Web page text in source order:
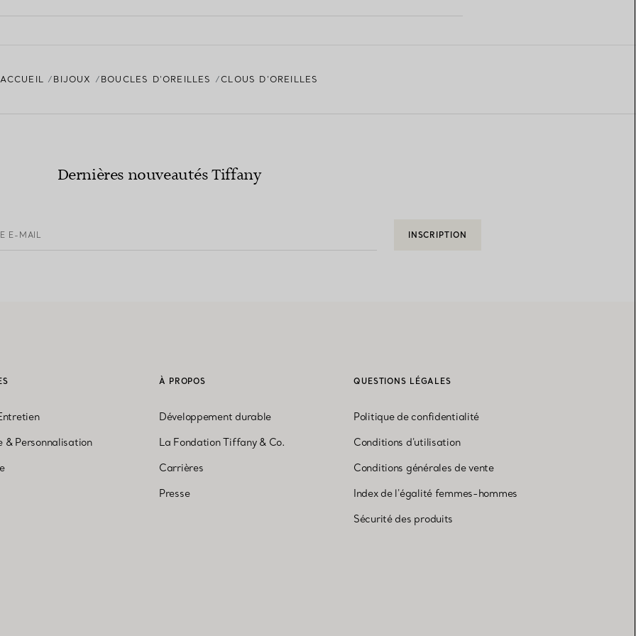
ACCUEIL BIJOUX BOUCLES D’OREILLES CLOUS D’OREILLES
Dernières nouveautés Tiffany
E-MAIL INSCRIPTION
& Personnalisation
À PROPOS
Développement durable
La Fondation Tiffany & Co.
Carrières
Presse
QUESTIONS LÉGALES
Politique de confidentialité
Conditions d'utilisation
Conditions générales de vente
Index de l'égalité femmes-hommes
Sécurité des produits